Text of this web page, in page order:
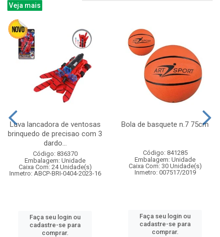
Veja mais
Luva lancadora de ventosas
brinquedo de precisao com 3
dardo...
Código: 836370
Embalagem: Unidade
Caixa Com: 24 Unidade(s)
Inmetro: ABCP-BRI-0404-2023-16
Faça seu login ou
cadastre-se para
comprar.
Bola de basquete n.7 75cm
Código: 841285
Embalagem: Unidade
Caixa Com: 30 Unidade(s)
Inmetro: 007517/2019
Faça seu login ou
cadastre-se para
comprar.